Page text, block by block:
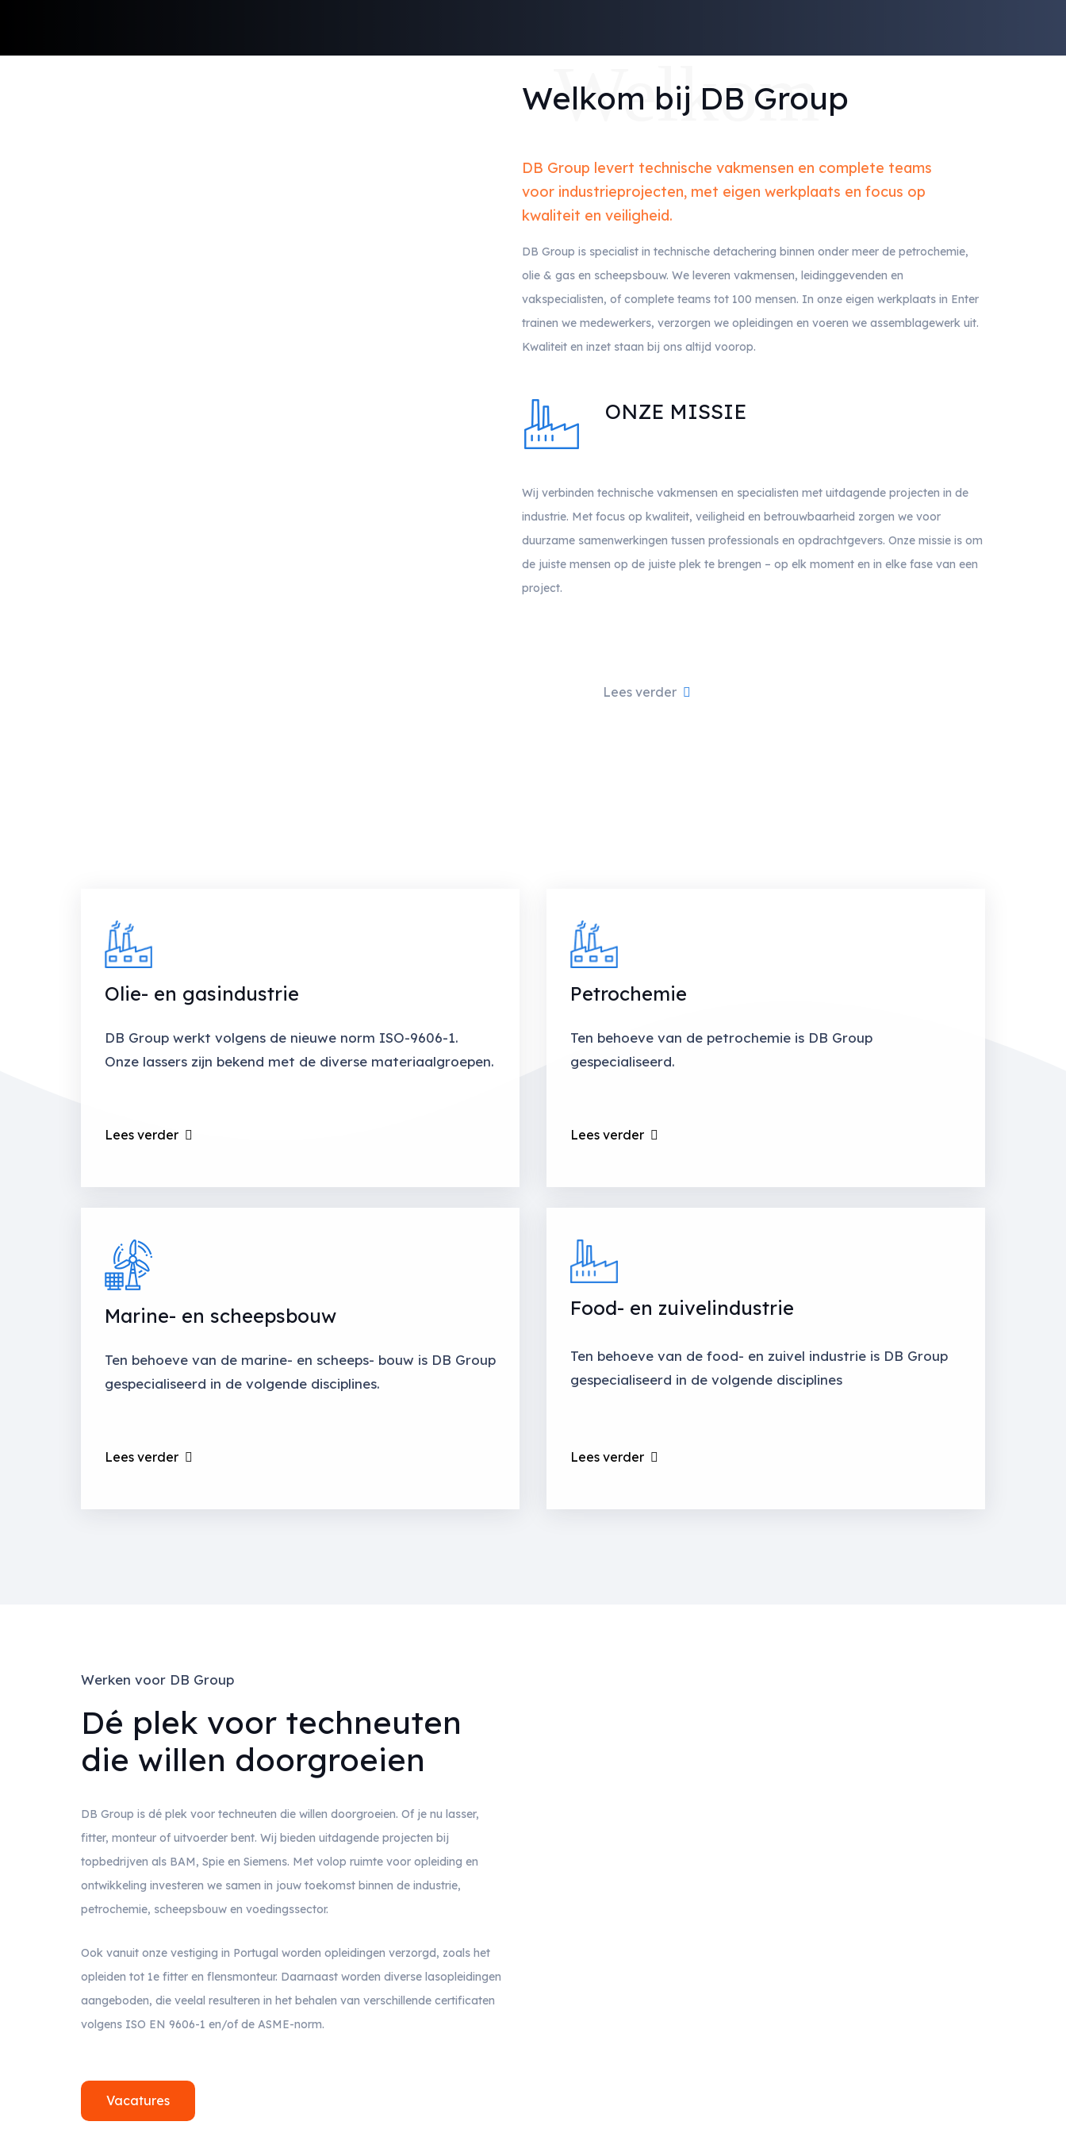
Welkom
Welkom bij DB Group
DB Group levert technische vakmensen en complete teams
voor industrieprojecten, met eigen werkplaats en focus op
kwaliteit en veiligheid.
DB Group is specialist in technische detachering binnen onder meer de petrochemie,
olie & gas en scheepsbouw. We leveren vakmensen, leidinggevenden en
vakspecialisten, of complete teams tot 100 mensen. In onze eigen werkplaats in Enter
trainen we medewerkers, verzorgen we opleidingen en voeren we assemblagewerk uit.
Kwaliteit en inzet staan bij ons altijd voorop.
ONZE MISSIE
Wij verbinden technische vakmensen en specialisten met uitdagende projecten in de
industrie. Met focus op kwaliteit, veiligheid en betrouwbaarheid zorgen we voor
duurzame samenwerkingen tussen professionals en opdrachtgevers. Onze missie is om
de juiste mensen op de juiste plek te brengen – op elk moment en in elke fase van een
project.
Lees verder
Olie- en gasindustrie
DB Group werkt volgens de nieuwe norm ISO-9606-1.
Onze lassers zijn bekend met de diverse materiaalgroepen.
Lees verder
Petrochemie
Ten behoeve van de petrochemie is DB Group
gespecialiseerd.
Lees verder
Marine- en scheepsbouw
Ten behoeve van de marine- en scheeps- bouw is DB Group
gespecialiseerd in de volgende disciplines.
Lees verder
Food- en zuivelindustrie
Ten behoeve van de food- en zuivel industrie is DB Group
gespecialiseerd in de volgende disciplines
Lees verder
Werken voor DB Group
Dé plek voor techneuten
die willen doorgroeien
DB Group is dé plek voor techneuten die willen doorgroeien. Of je nu lasser,
fitter, monteur of uitvoerder bent. Wij bieden uitdagende projecten bij
topbedrijven als BAM, Spie en Siemens. Met volop ruimte voor opleiding en
ontwikkeling investeren we samen in jouw toekomst binnen de industrie,
petrochemie, scheepsbouw en voedingssector.
Ook vanuit onze vestiging in Portugal worden opleidingen verzorgd, zoals het
opleiden tot 1e fitter en flensmonteur. Daarnaast worden diverse lasopleidingen
aangeboden, die veelal resulteren in het behalen van verschillende certificaten
volgens ISO EN 9606-1 en/of de ASME-norm.
Vacatures